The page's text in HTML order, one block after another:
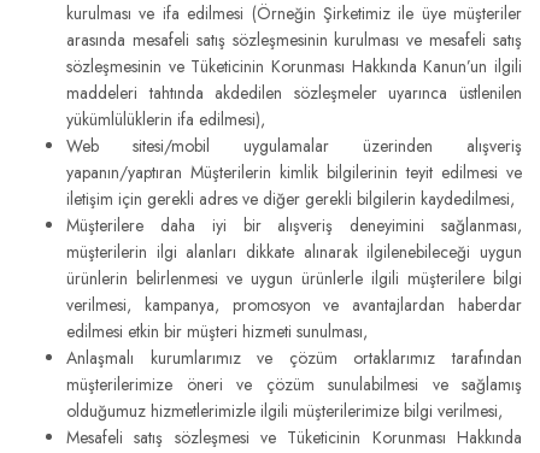
kurulması ve ifa edilmesi (Örneğin Şirketimiz ile üye müşteriler
arasında mesafeli satış sözleşmesinin kurulması ve mesafeli satış
sözleşmesinin ve Tüketicinin Korunması Hakkında Kanun’un ilgili
maddeleri tahtında akdedilen sözleşmeler uyarınca üstlenilen
yükümlülüklerin ifa edilmesi),
Web sitesi/mobil uygulamalar üzerinden alışveriş
yapanın/yaptıran Müşterilerin kimlik bilgilerinin teyit edilmesi ve
iletişim için gerekli adres ve diğer gerekli bilgilerin kaydedilmesi,
Müşterilere daha iyi bir alışveriş deneyimini sağlanması,
müşterilerin ilgi alanları dikkate alınarak ilgilenebileceği uygun
ürünlerin belirlenmesi ve uygun ürünlerle ilgili müşterilere bilgi
verilmesi, kampanya, promosyon ve avantajlardan haberdar
edilmesi etkin bir müşteri hizmeti sunulması,
Anlaşmalı kurumlarımız ve çözüm ortaklarımız tarafından
müşterilerimize öneri ve çözüm sunulabilmesi ve sağlamış
olduğumuz hizmetlerimizle ilgili müşterilerimize bilgi verilmesi,
Mesafeli satış sözleşmesi ve Tüketicinin Korunması Hakkında